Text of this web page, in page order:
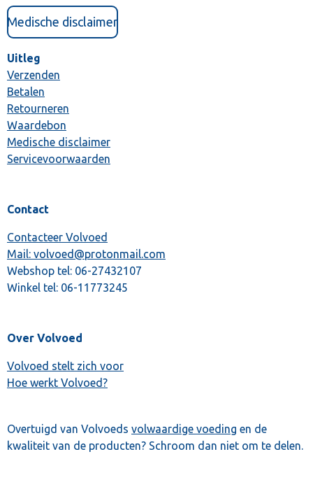
Medische disclaimer
Uitleg
Verzenden
Betalen
Retourneren
Waardebon
Medische disclaimer
Servicevoorwaarden
Contact
Contacteer Volvoed
Mail: volvoed@protonmail.com
Webshop tel: 06-27432107
Winkel tel: 06-11773245
Over Volvoed
Volvoed stelt zich voor
Hoe werkt Volvoed?
Overtuigd van Volvoeds volwaardige voeding en de
kwaliteit van de producten? Schroom dan niet om te delen.